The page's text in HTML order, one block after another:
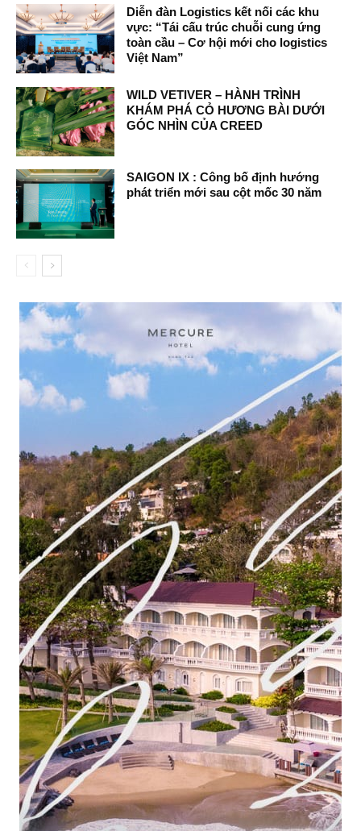
Diễn đàn Logistics kết nối các khu
vực: “Tái cấu trúc chuỗi cung ứng
toàn cầu – Cơ hội mới cho logistics
Việt Nam”
WILD VETIVER – HÀNH TRÌNH
KHÁM PHÁ CỎ HƯƠNG BÀI DƯỚI
GÓC NHÌN CỦA CREED
SAIGON IX : Công bố định hướng
phát triển mới sau cột mốc 30 năm